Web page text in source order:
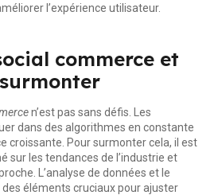
l’expérience utilisateur.
commerce et
n’est pas sans défis. Les
dans des algorithmes en constante
croissante. Pour surmonter cela, il est
sur les tendances de l’industrie et
L’analyse de données et le
éléments cruciaux pour ajuster